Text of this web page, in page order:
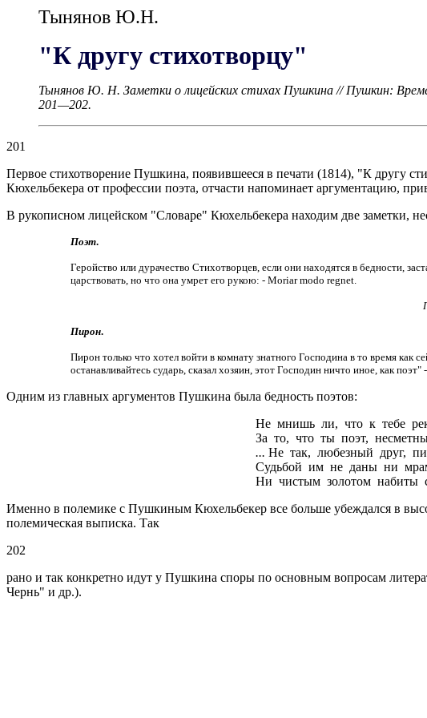
Тынянов Ю.Н.
"К другу стихотворцу"
Тынянов Ю. Н. Заметки о лицейских стихах Пушкина // Пушкин:
201—202.
201
Первое стихотворение Пушкина, появившееся в печати (1814), "К другу
Кюхельбекера от профессии поэта, отчасти напоминает аргументацию,
В рукописном лицейском "Словаре" Кюхельбекера находим две заметки,
Поэт.
Геройство или дурачество Стихотворцев, если они находятся в бедности,
царствовать, но что она умрет его рукою: - Moriar modo regnet.
Пирон.
Пирон только что хотел войти в комнату знатного Господина в то время как
останавливайтесь сударь, сказал хозяин, этот Господин ничто иное, как
Одним из главных аргументов Пушкина была бедность поэтов:
Не мнишь ли, что к тебе
За то, что ты поэт,
... Не так, любезный друг,
Судьбой им не даны ни
Ни чистым золотом набиты
Именно в полемике с Пушкиным Кюхельбекер все больше убеждался в
полемическая выписка. Так
202
рано и так конкретно идут у Пушкина споры по основным вопросам
Чернь" и др.).